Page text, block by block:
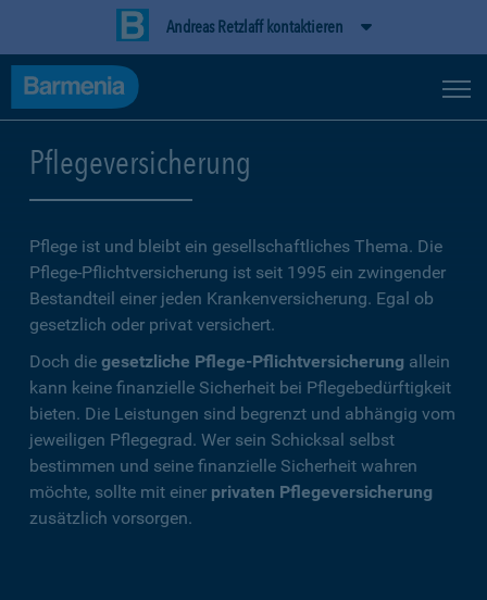
Andreas Retzlaff kontaktieren
Pflegeversicherung
Pflege ist und bleibt ein gesellschaftliches Thema. Die
Pflege-Pflichtversicherung ist seit 1995 ein zwingender
Bestandteil einer jeden Krankenversicherung. Egal ob
gesetzlich oder privat versichert.
Doch die gesetzliche Pflege-Pflichtversicherung allein
kann keine finanzielle Sicherheit bei Pflegebedürftigkeit
bieten. Die Leistungen sind begrenzt und abhängig vom
jeweiligen Pflegegrad. Wer sein Schicksal selbst
bestimmen und seine finanzielle Sicherheit wahren
möchte, sollte mit einer privaten Pflegeversicherung
zusätzlich vorsorgen.